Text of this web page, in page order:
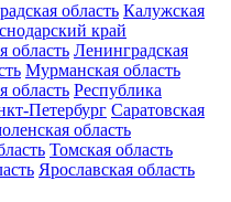
область Калужская
край
область Ленинградская
Мурманская область
область Республика
Петербург Саратовская
область
Томская область
Ярославская область